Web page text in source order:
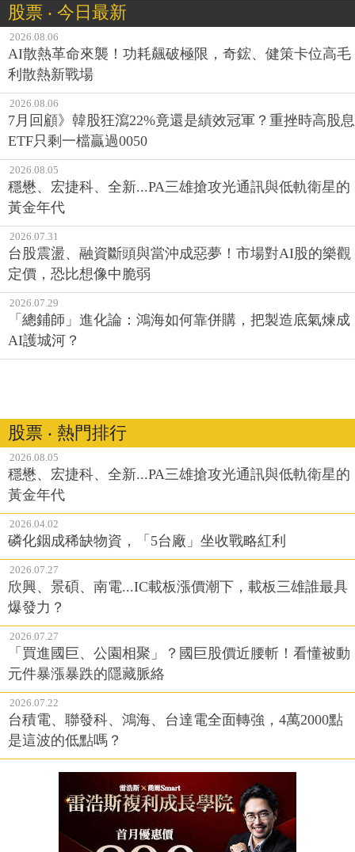
股票 ‧ 今日最新
2026.08.06
AI散熱革命來襲！功耗飆破極限，奇鋐、健策卡位高毛
利散熱新戰場
2026.08.06
7月回顧》韓股狂瀉22%竟還是績效冠軍？重挫時高股息
ETF只剩一檔贏過0050
2026.08.05
穩懋、宏捷科、全新...PA三雄搶攻光通訊與低軌衛星的
黃金年代
2026.07.31
台股震盪、融資斷頭與當沖成惡夢！市場對AI股的樂觀
定價，恐比想像中脆弱
2026.07.29
「總鋪師」進化論：鴻海如何靠併購，把製造底氣煉成
AI護城河？
股票 ‧ 熱門排行
2026.08.05
穩懋、宏捷科、全新...PA三雄搶攻光通訊與低軌衛星的
黃金年代
2026.04.02
磷化銦成稀缺物資，「5台廠」坐收戰略紅利
2026.07.27
欣興、景碩、南電...IC載板漲價潮下，載板三雄誰最具
爆發力？
2026.07.27
「買進國巨、公園相聚」？國巨股價近腰斬！看懂被動
元件暴漲暴跌的隱藏脈絡
2026.07.22
台積電、聯發科、鴻海、台達電全面轉強，4萬2000點
是這波的低點嗎？